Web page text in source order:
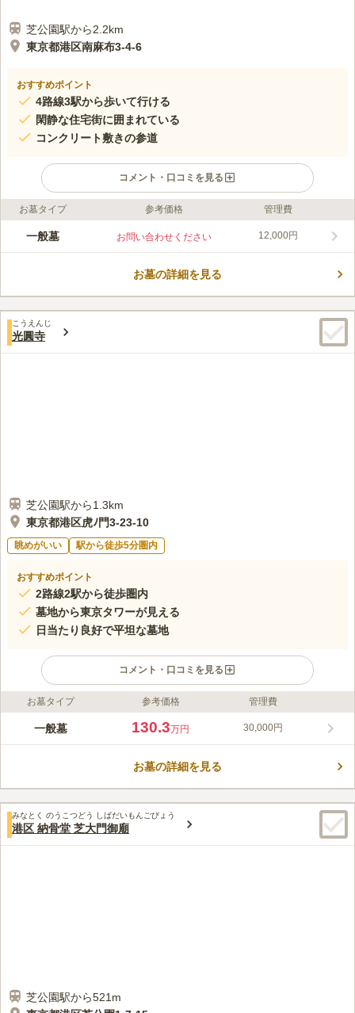
芝公園駅から2.2km
東京都港区南麻布3-4-6
おすすめポイント
4路線3駅から歩いて行ける
閑静な住宅街に囲まれている
コンクリート敷きの参道
コメント・口コミを見る
ライフドット編集部のコメント
約400年の歴史を持つ浄土宗の寺院です。南麻布という華やかな
での移動も可能です。道から少し奥まった場所にあり、手前に駐
口コミ評価
この霊園はまだ誰からも評価されていません。
お墓タイプ 参考価格 管理費
一般墓 お問い合わせください 12,000円
お墓の詳細を見る
こうえんじ
光圓寺
芝公園駅から1.3km
東京都港区虎ﾉ門3-23-10
眺めがいい 駅から徒歩5分圏内
おすすめポイント
2路線2駅から徒歩圏内
墓地から東京タワーが見える
日当たり良好で平坦な墓地
コメント・口コミを見る
ライフドット編集部のコメント
東京都港区にある真宗大谷派のお寺です。都心の賑やかな場所に
ができ、ロケーションも悪くありません。また、将棋教室やヨガ
ます。
口コミ評価
この霊園はまだ誰からも評価されていません。
お墓タイプ 参考価格 管理費
一般墓 130.3万円 30,000円
お墓の詳細を見る
みなとく のうこつどう しばだいもんごびょう
港区 納骨堂 芝大門御廟
芝公園駅から521m